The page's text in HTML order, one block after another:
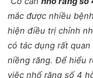
mắc được nhiều
hiện điều trị chỉnh
có tác dụng rất
niềng răng. Để hiểu
việc nhổ răng số 4